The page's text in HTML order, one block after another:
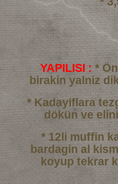
YAPILISI : *
birakin yalniz
* Kadayiflara
dökün ve
* 12li muffin
bardagin al
koyup tekrar